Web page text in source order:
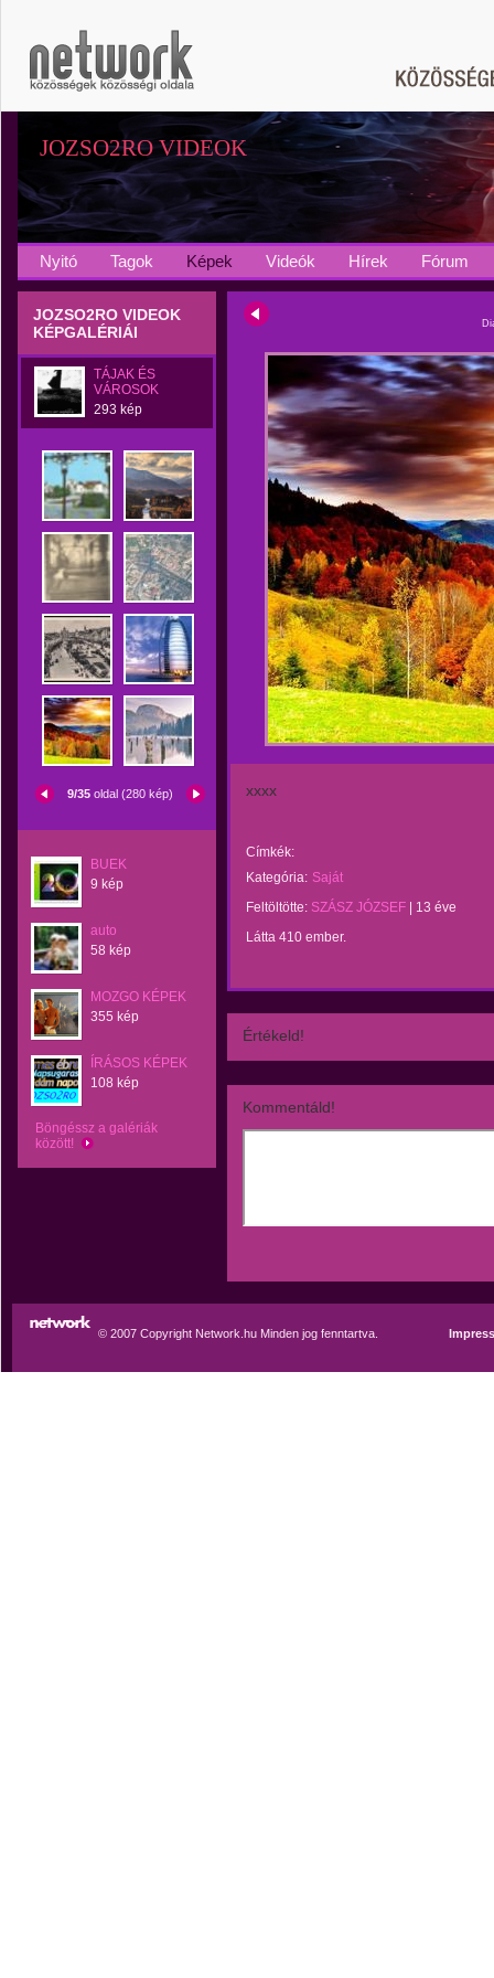
JOZSO2RO VIDEOK
Nyitó Tagok Képek Videók Hírek Fórum
JOZSO2RO VIDEOK
KÉPGALÉRIÁI
TÁJAK ÉS
VÁROSOK
293 kép
9/35 oldal (280 kép)
BUEK
9 kép
auto
58 kép
MOZGO KÉPEK
355 kép
ÍRÁSOS KÉPEK
108 kép
Böngéssz a galériák
között!
xxxx
Címkék:
Kategória: Saját
Feltöltötte: SZÁSZ JÓZSEF
13 éve
Látta 410 ember.
Értékeld!
Kommentáld!
© 2007 Copyright Network.hu Minden jog fenntartva.